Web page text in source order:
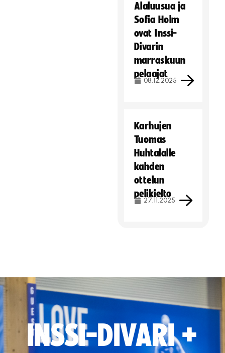
Alaluusua ja
Sofia Holm
ovat Inssi-
Divarin
marraskuun
pelaajat
08.12.2025
Karhujen
Tuomas
Huhtalalle
kahden
ottelun
pelikielto
27.11.2025
INSSI-DIVARI +